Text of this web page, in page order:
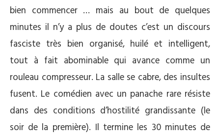
bien commencer … mais au bout de quelques
minutes il n’y a plus de doutes c’est un discours
fasciste très bien organisé, huilé et intelligent,
tout à fait abominable qui avance comme un
rouleau compresseur. La salle se cabre, des insultes
fusent. Le comédien avec un panache rare résiste
dans des conditions d’hostilité grandissante (le
soir de la première). Il termine les 30 minutes de